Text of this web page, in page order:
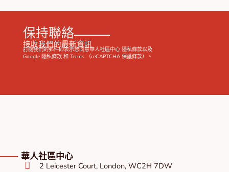
保持聯絡
接收我們的最新資訊
訂閱我們的郵件即表示您同意華人社區中心 隱私條款以及
Google 隱私條款和 Terms（reCAPTCHA 保護條款）。
華人社區中心
2 Leicester Court, London, WC2H 7DW